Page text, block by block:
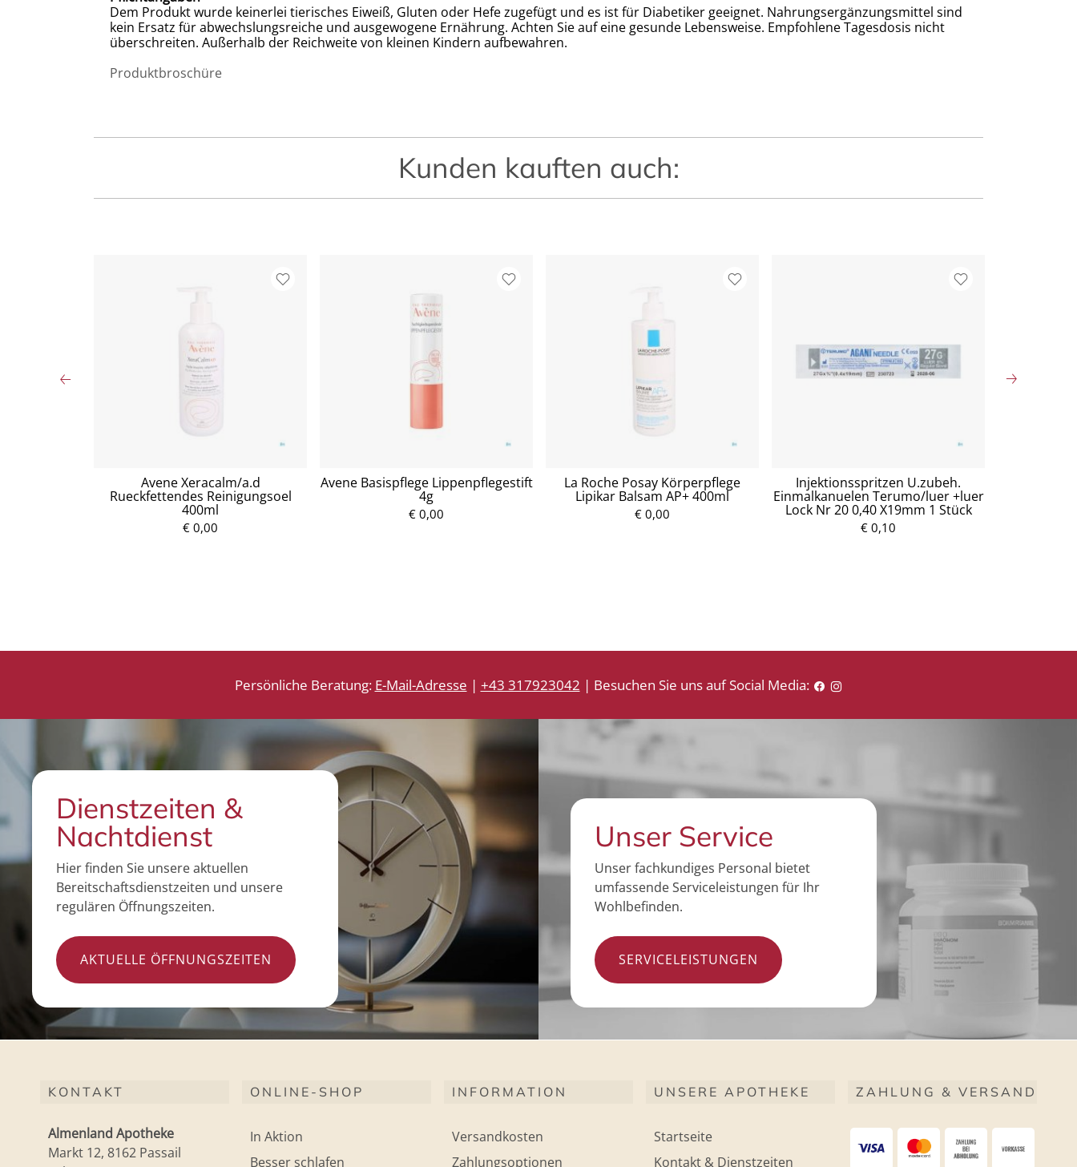
Dem Produkt wurde keinerlei tierisches Eiweiß, Gluten oder Hefe zugefügt und es ist für Diabetiker geeignet. Nahrungsergänzungsmittel sind
kein Ersatz für abwechslungsreiche und ausgewogene Ernährung. Achten Sie auf eine gesunde Lebensweise. Empfohlene Tagesdosis nicht
überschreiten. Außerhalb der Reichweite von kleinen Kindern aufbewahren.
Produktbroschüre
Kunden kauften auch:
Avene Xeracalm/a.d
Rueckfettendes Reinigungsoel
400ml
€ 0,00
Avene Basispflege Lippenpflegestift
4g
€ 0,00
La Roche Posay Körperpflege
Lipikar Balsam AP+ 400ml
€ 0,00
Injektionsspritzen U.zubeh.
Einmalkanuelen Terumo/luer +luer
Lock Nr 20 0,40 X19mm 1 Stück
€ 0,10
P
r
P
P
P
Persönliche Beratung: E-Mail-Adresse | +43 317923042 | Besuchen Sie uns auf Social Media:
Dienstzeiten &
Nachtdienst
Hier finden Sie unsere aktuellen
Bereitschaftsdienstzeiten und unsere
regulären Öffnungszeiten.
AKTUELLE ÖFFNUNGSZEITEN
Unser Service
Unser fachkundiges Personal bietet
umfassende Serviceleistungen für Ihr
Wohlbefinden.
SERVICELEISTUNGEN
KONTAKT
Almenland Apotheke
Markt 12, 8162 Passail
ONLINE-SHOP
In Aktion
Besser schlafen
INFORMATION
Versandkosten
Zahlungsoptionen
UNSERE APOTHEKE
Startseite
Kontakt & Dienstzeiten
ZAHLUNG & VERSAND